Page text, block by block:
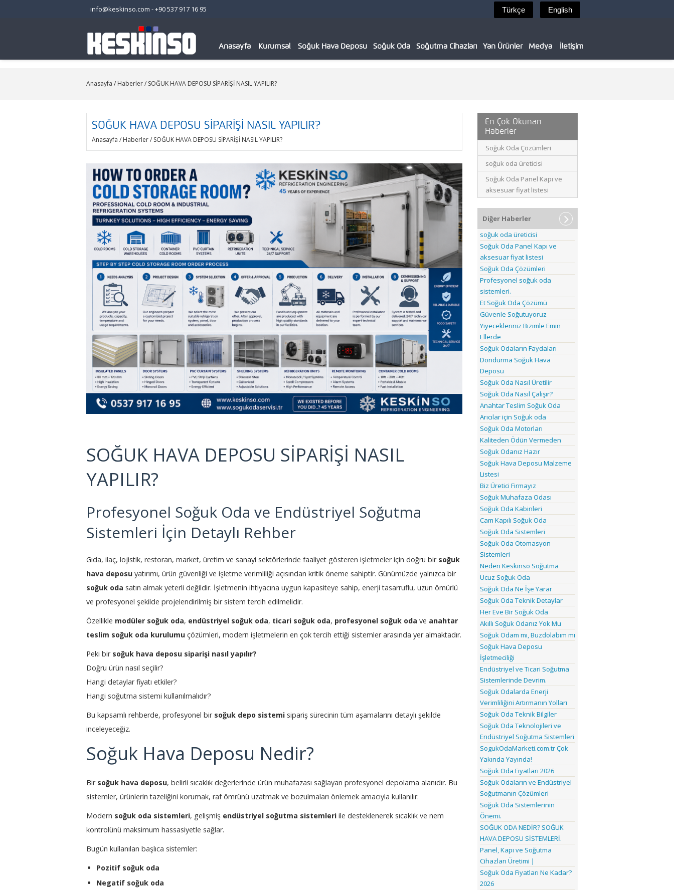
info@keskinso.com -+90 537 917 16 95
Anasayfa Kurumsal Soğuk Hava Deposu Soğuk Oda Soğutma Cihazları Yan Ürünler Medya İletişim
Anasayfa / Haberler/ SOĞUK HAVA DEPOSU SİPARİŞİ NASIL YAPILIR?
SOĞUK HAVA DEPOSU SİPARİŞİ NASIL YAPILIR?
Anasayfa / Haberler/ SOĞUK HAVA DEPOSU SİPARİŞİ NASIL YAPILIR?
SOĞUK HAVA DEPOSU SİPARİŞİ NASIL
YAPILIR?
Profesyonel Soğuk Oda ve Endüstriyel Soğutma
Sistemleri İçin Detaylı Rehber
Gıda, ilaç, lojistik, restoran, market, üretim ve sanayi sektörlerinde faaliyet gösteren işletmeler için doğru bir soğuk
hava deposu yatırımı, ürün güvenliği ve işletme verimliliği açısından kritik öneme sahiptir. Günümüzde yalnızca bir
soğuk oda satın almak yeterli değildir. İşletmenin ihtiyacına uygun kapasiteye sahip, enerji tasarruflu, uzun ömürlü
ve profesyonel şekilde projelendirilmiş bir sistem tercih edilmelidir.
Özellikle modüler soğuk oda, endüstriyel soğuk oda, ticari soğuk oda, profesyonel soğuk oda ve anahtar
teslim soğuk oda kurulumu çözümleri, modern işletmelerin en çok tercih ettiği sistemler arasında yer almaktadır.
Peki bir soğuk hava deposu siparişi nasıl yapılır?
Doğru ürün nasıl seçilir?
Hangi detaylar fiyatı etkiler?
Hangi soğutma sistemi kullanılmalıdır?
Bu kapsamlı rehberde, profesyonel bir soğuk depo sistemi sipariş sürecinin tüm aşamalarını detaylı şekilde
inceleyeceğiz.
Soğuk Hava Deposu Nedir?
Bir soğuk hava deposu, belirli sıcaklık değerlerinde ürün muhafazası sağlayan profesyonel depolama alanıdır. Bu
sistemler, ürünlerin tazeliğini korumak, raf ömrünü uzatmak ve bozulmaları önlemek amacıyla kullanılır.
Modern soğuk oda sistemleri, gelişmiş endüstriyel soğutma sistemleri ile desteklenerek sıcaklık ve nem
kontrolünü maksimum hassasiyetle sağlar.
Bugün kullanılan başlıca sistemler:
Pozitif soğuk oda
Negatif soğuk oda
En Çok Okunan
Haberler
Soğuk Oda Çözümleri
soğuk oda üreticisi
Soğuk Oda Panel Kapı ve
aksesuar fiyat listesi
Diğer Haberler
soğuk oda üreticisi
Soğuk Oda Panel Kapı ve
aksesuar fiyat listesi
Soğuk Oda Çözümleri
Profesyonel soğuk oda
sistemleri.
Et Soğuk Oda Çözümü
Güvenle Soğutuyoruz
Yiyecekleriniz Bizimle Emin
Ellerde
Soğuk Odaların Faydaları
Dondurma Soğuk Hava
Deposu
Soğuk Oda Nasıl Üretilir
Soğuk Oda Nasıl Çalışır?
Anahtar Teslim Soğuk Oda
Arıcılar için Soğuk oda
Soğuk Oda Motorları
Kaliteden Ödün Vermeden
Soğuk Odanız Hazır
Soğuk Hava Deposu Malzeme
Listesi
Biz Üretici Firmayız
Soğuk Muhafaza Odası
Soğuk Oda Kabinleri
Cam Kapılı Soğuk Oda
Soğuk Oda Sistemleri
Soğuk Oda Otomasyon
Sistemleri
Neden Keskinso Soğutma
Ucuz Soğuk Oda
Soğuk Oda Ne İşe Yarar
Soğuk Oda Teknik Detaylar
Her Eve Bir Soğuk Oda
Akıllı Soğuk Odanız Yok Mu
Soğuk Odam mı, Buzdolabım mı
Soğuk Hava Deposu
İşletmeciliği
Endüstriyel ve Ticari Soğutma
Sistemlerinde Devrim.
Soğuk Odalarda Enerji
Verimliliğini Artırmanın Yolları
Soğuk Oda Teknik Bilgiler
Soğuk Oda Teknolojileri ve
Endüstriyel Soğutma Sistemleri
SogukOdaMarketi.com.tr Çok
Yakında Yayında!
Soğuk Oda Fiyatları 2026
Soğuk Odaların ve Endüstriyel
Soğutmanın Çözümleri
Soğuk Oda Sistemlerinin
Önemi.
SOĞUK ODA NEDİR? SOĞUK
HAVA DEPOSU SİSTEMLERİ.
Panel, Kapı ve Soğutma
Cihazları Üretimi |
Soğuk Oda Fiyatları Ne Kadar?
2026